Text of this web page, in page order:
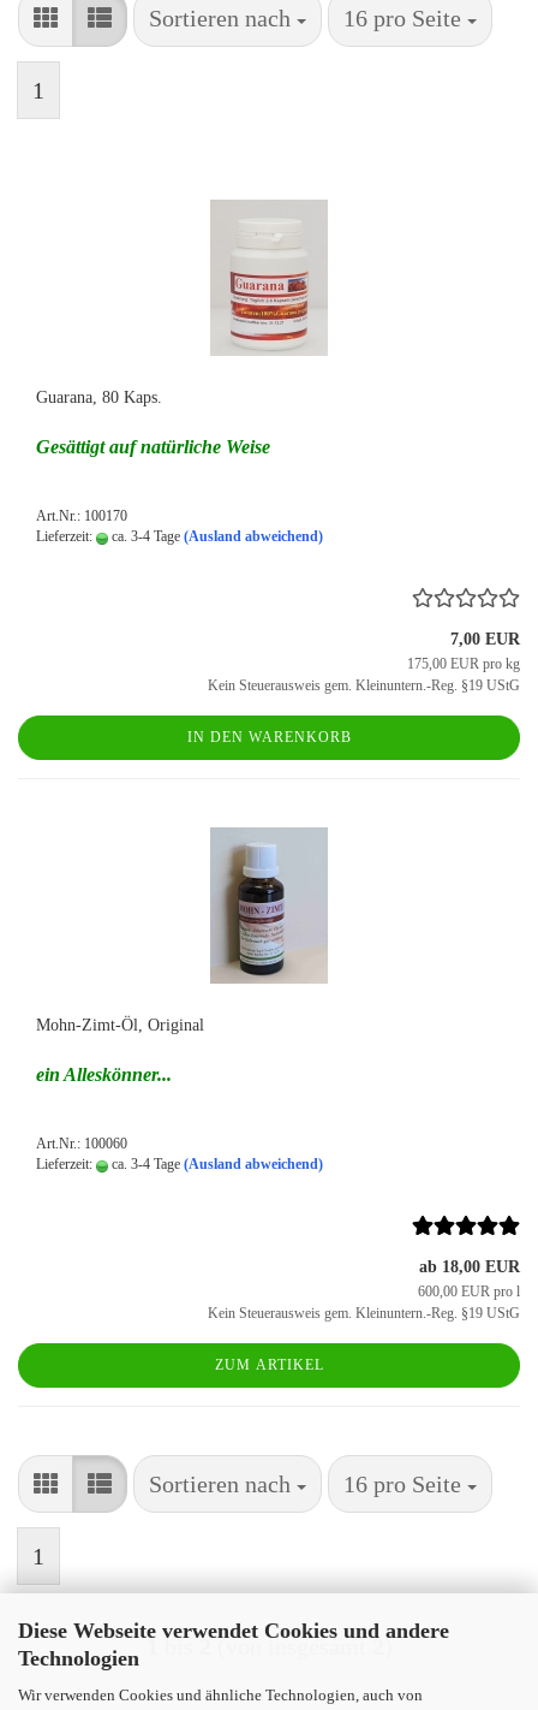
Diese Webseite verwendet Cookies und andere
Technologien
Wir verwenden Cookies und ähnliche Technologien, auch von
Sortieren nach
Sortieren nach 16 pro Seite
pro Seite
1
Gua­ra­na, 80 Kaps.
Ge­sät­tigt auf na­tür­li­che Weise
Art.Nr.: 100170
Lieferzeit:
ca. 3-4 Tage (Ausland abweichend)
7,00 EUR
175,00 EUR pro kg
Kein Steuerausweis gem. Kleinuntern.-Reg. §19 UStG
IN DEN WARENKORB
Mohn-​Zimt-​Öl, Ori­gi­nal
ein Al­les­kön­ner...
Art.Nr.: 100060
Lieferzeit:
ca. 3-4 Tage (Ausland abweichend)
ab 18,00 EUR
600,00 EUR pro l
Kein Steuerausweis gem. Kleinuntern.-Reg. §19 UStG
ZUM ARTIKEL
Sortieren nach
Sortieren nach 16 pro Seite
pro Seite
1
1 bis2(von insgesamt2 )